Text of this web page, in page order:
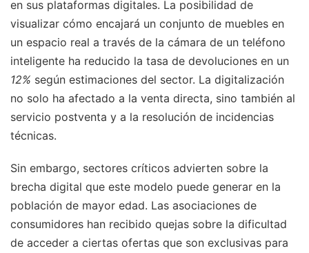
en sus plataformas digitales. La posibilidad de
visualizar cómo encajará un conjunto de muebles en
un espacio real a través de la cámara de un teléfono
inteligente ha reducido la tasa de devoluciones en un
12% según estimaciones del sector. La digitalización
no solo ha afectado a la venta directa, sino también al
servicio postventa y a la resolución de incidencias
técnicas.
Sin embargo, sectores críticos advierten sobre la
brecha digital que este modelo puede generar en la
población de mayor edad. Las asociaciones de
consumidores han recibido quejas sobre la dificultad
de acceder a ciertas ofertas que son exclusivas para